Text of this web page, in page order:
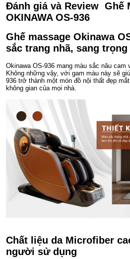
Đánh giá và Review Ghế
OKINAWA OS-936
Ghế massage Okinawa
sắc trang nhã, sang trọng
Okinawa OS-936 mang màu sắc nâu cam
Không những vậy, với gam màu này sẽ
936 trở thành một món đồ nội thất đẹp
không gian của mọi nhà.
Chất liệu da Microfiber
người sử dụng